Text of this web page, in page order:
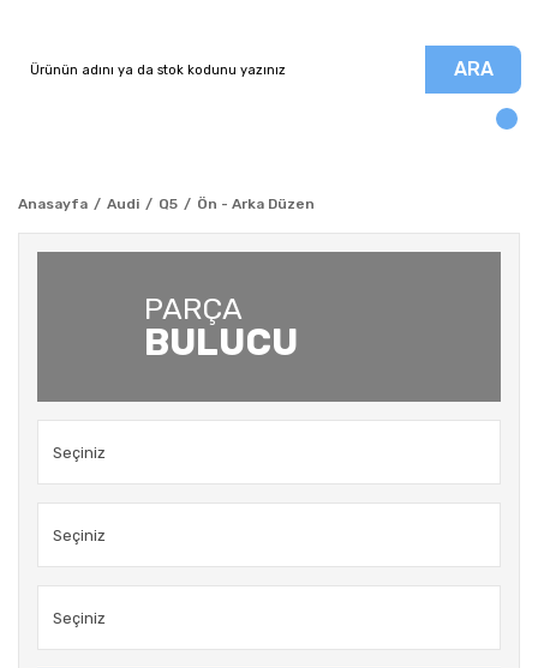
ARA
Anasayfa Audi Q5 Ön - Arka Düzen
PARÇA
BULUCU